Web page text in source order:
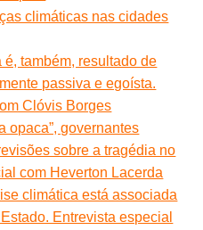
climáticas nas cidades
é, também, resultado de
passiva e egoísta.
Clóvis Borges
opaca”, governantes
sobre a tragédia no
com Heverton Lacerda
climática está associada
Entrevista especial